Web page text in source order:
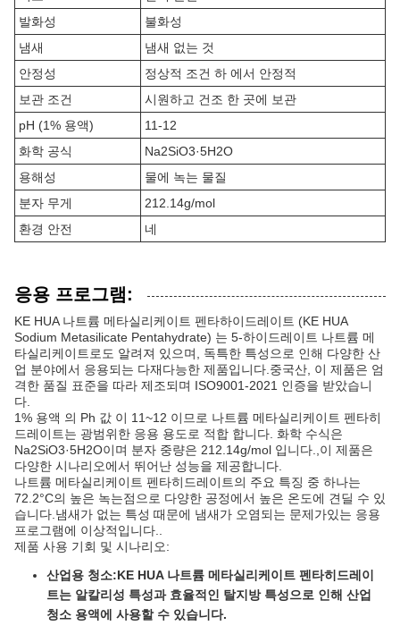
발화성
불화성
냄새
냄새 없는 것
안정성
정상적 조건 하 에서 안정적
보관 조건
시원하고 건조 한 곳에 보관
pH (1% 용액)
11-12
화학 공식
Na2SiO3·5H2O
용해성
물에 녹는 물질
분자 무게
212.14g/mol
환경 안전
네
응용 프로그램:
KE HUA 나트륨 메타실리케이트 펜타하이드레이트 (KE HUA
Sodium Metasilicate Pentahydrate) 는 5-하이드레이트 나트륨 메
타실리케이트로도 알려져 있으며, 독특한 특성으로 인해 다양한 산
업 분야에서 응용되는 다재다능한 제품입니다.중국산, 이 제품은 엄
격한 품질 표준을 따라 제조되며 ISO9001-2021 인증을 받았습니
다.
1% 용액 의 Ph 값 이 11~12 이므로 나트륨 메타실리케이트 펜타히
드레이트는 광범위한 응용 용도로 적합 합니다. 화학 수식은
Na2SiO3·5H2O이며 분자 중량은 212.14g/mol 입니다.,이 제품은
다양한 시나리오에서 뛰어난 성능을 제공합니다.
나트륨 메타실리케이트 펜타히드레이트의 주요 특징 중 하나는
72.2°C의 높은 녹는점으로 다양한 공정에서 높은 온도에 견딜 수 있
습니다.냄새가 없는 특성 때문에 냄새가 오염되는 문제가있는 응용
프로그램에 이상적입니다..
제품 사용 기회 및 시나리오:
산업용 청소:KE HUA 나트륨 메타실리케이트 펜타히드레이
트는 알칼리성 특성과 효율적인 탈지방 특성으로 인해 산업
청소 용액에 사용할 수 있습니다.